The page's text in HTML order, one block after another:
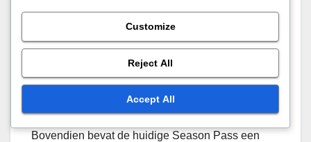
hun voortgang effectiever volgen via een
bijgewerkte interface die belangrijke mijlpalen en
beloningen benadrukt. Dit staat in contrast met
eerdere seizoenen, waar tracking minder intuïtief
was en vaak externe tools vereiste.
Bovendien bevat de huidige Season Pass een
Customize
Reject All
Accept All